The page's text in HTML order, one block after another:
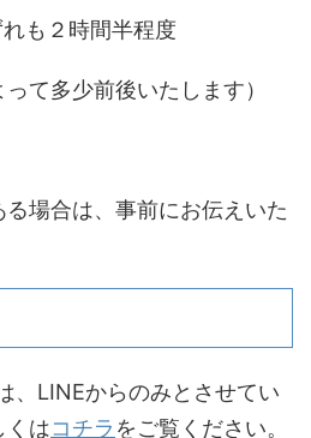
も２時間半程度
て多少前後いたします）
場合は、事前にお伝えいた
、LINEからのみとさせてい
くはコチラ をご覧ください。